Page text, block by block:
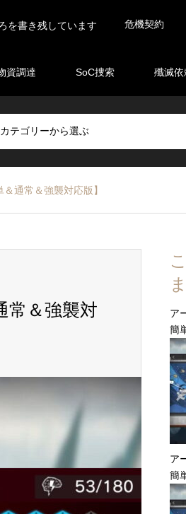
を書き残しています 危機契約
資調達 SoC捜索 殲滅依
通常＆強襲対応版】
常＆強襲対
ア
簡
ア
簡